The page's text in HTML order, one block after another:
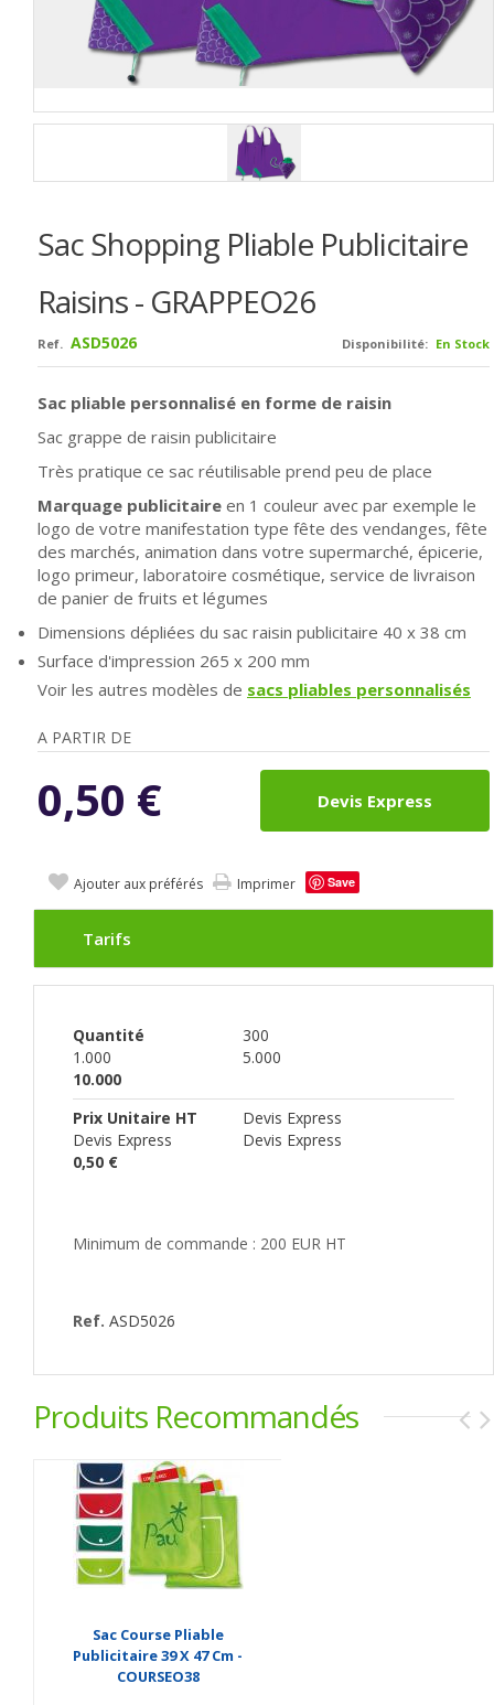
Sac Shopping Pliable Publicitaire
Raisins - GRAPPEO26
Disponibilité: En Stock
Ref. ASD5026
Sac pliable personnalisé en forme de raisin
Sac grappe de raisin publicitaire
Très pratique ce sac réutilisable prend peu de place
Marquage publicitaire en 1 couleur avec par exemple le
logo de votre manifestation type fête des vendanges, fête
des marchés, animation dans votre supermarché, épicerie,
logo primeur, laboratoire cosmétique, service de livraison
de panier de fruits et légumes
Dimensions dépliées du sac raisin publicitaire 40 x 38 cm
Surface d'impression 265 x 200 mm
Voir les autres modèles de sacs pliables personnalisés
A PARTIR DE
0,50 € Devis Express
Ajouter aux préférés Imprimer Save
Tarifs
Quantité
300
1.000
5.000
10.000
Prix Unitaire HT
Devis Express
Devis Express
Devis Express
0,50 €
Minimum de commande : 200 EUR HT
Ref. ASD5026
Produits Recommandés
Sac Course Pliable
Publicitaire 39 X 47 Cm -
COURSEO38